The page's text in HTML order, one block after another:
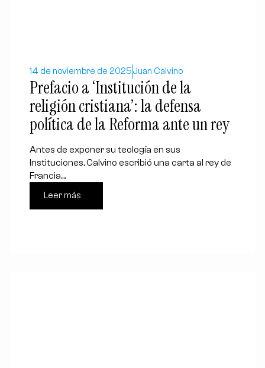
14 de noviembre de 2025Juan Calvino
Prefacio a ‘Institución de la
religión cristiana’: la defensa
política de la Reforma ante un rey
Antes de exponer su teología en sus
Instituciones, Calvino escribió una carta al rey de
Francia....
Leer más